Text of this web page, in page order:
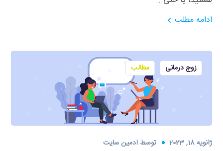
ادامه مطلب
زوج درمانی مطالب
ژانویه 18, 2023 توسطادمین سایت